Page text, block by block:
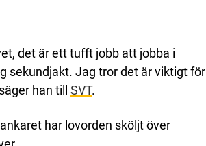
det är ett tufft jobb att jobba i
sekundjakt. Jag tror det är viktigt för
han till SVT.
har lovorden sköljt över